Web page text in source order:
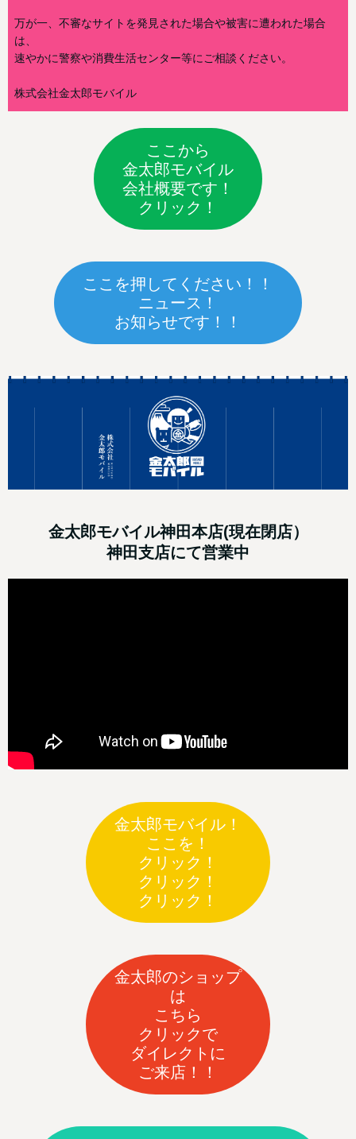
万が一、不審なサイトを発見された場合や被害に遭われた場合
は、
速やかに警察や消費生活センター等にご相談ください。
株式会社金太郎モバイル
ここから
金太郎モバイル
会社概要です！
クリック！
ここを押してください！！
ニュース！
お知らせです！！
金太郎モバイル神田本店(現在閉店）
神田支店にて営業中
金太郎モバイル！
ここを！
クリック！
クリック！
クリック！
金太郎のショップ
は
こちら
クリックで
ダイレクトに
ご来店！！